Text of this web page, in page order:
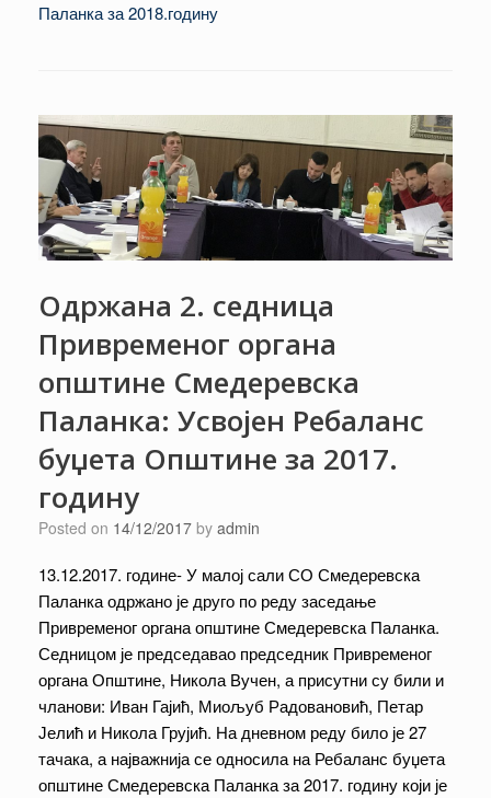
Паланка за 2018.годину
Одржана 2. седница
Привременог органа
општине Смедеревска
Паланка: Усвојен Ребаланс
буџета Општине за 2017.
годину
Posted on 14/12/2017 by admin
13.12.2017. године- У малој сали СО Смедеревска
Паланка одржано је друго по реду заседање
Привременог органа општине Смедеревска Паланка.
Седницом је председавао председник Привременог
органа Општине, Никола Вучен, а присутни су били и
чланови: Иван Гајић, Миољуб Радовановић, Петар
Јелић и Никола Грујић. На дневном реду било је 27
тачака, а најважнија се односила на Ребаланс буџета
општине Смедеревска Паланка за 2017. годину који је